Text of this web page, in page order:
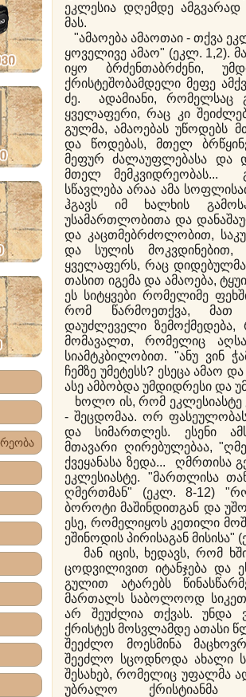
ეკლესია დღემდე ამგვარად
მას.
"ამაოება ამაოთაი - თქვა
ყოველივე ამაო" (ეკლ. 1,2).
იყო ბრძენთაბრძენი,
ქრისტეშობამდელი მეფე
ძე. ადამიანი, რომელსაც
ყველაფერი, რაც კი
გულმა, ამაოებას უწოდებს
და წოდებას, მთელ
მეფურ ძალაუფლე­ბასა და
მთელ მემკვიდრეობას...
სწავლება არაა ამა
ჰგავს იმ ხალხის
უსამართლობითა და
და კაცთმებრძოლობით,
და სულის მოკვდინებით,
ყველაფერს, რაც
თასით იგემა და ამაოება,
ეს სიტყვები რომელიმე
რომ წარმოეთქვა, მათ
დაუძლეველი ზემოქმედება,
მომავალთ, რომელიც
სიამტკბილობით. "ანუ ვინ
ჩემზე უმეტესს? ესეცა ამაო
ასე ამბობდა უმდიდრესი და
ხოლო ის, რომ ეკლესიასტე
- შეცდომაა. ორ
და სიმართლეს. ესენი
მთავარი ღირებულებაა,
ქვეყანასა ზედა... ღმრთისა
ეკლესიასტე. "მართლისა
ღმერთმან" (ეკლ. 8-12)
ბოროტი მაშინდითგან და
ესე, რომელიყოს კეთილი
ეშინოდის პირისაგან მისისა"
მან იცის, ხედავს, რომ
ცოდვილივით იტანჯება და
გულით ატარებს
მართალს საბოლოოდ
არ შეუძლია თქვას. უნდა
ქრისტეს მოსვლამდე ათასი
შეეძლო მოესმინა
შეეძლო სცოდნოდა ახალი
შესახებ, რომელიც უფალმა
უბრალო ქრისტიანმა